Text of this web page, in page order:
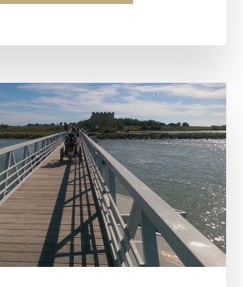
définitive
de
la
Comédie
à
Montpellier